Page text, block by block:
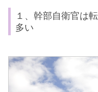
１、幹部自衛官は
多い